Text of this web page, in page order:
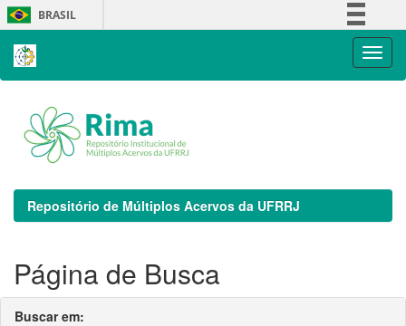
Skip
navigation
BRASIL
Repositório de Múltiplos Acervos da UFRRJ
Página de Busca
Buscar em: